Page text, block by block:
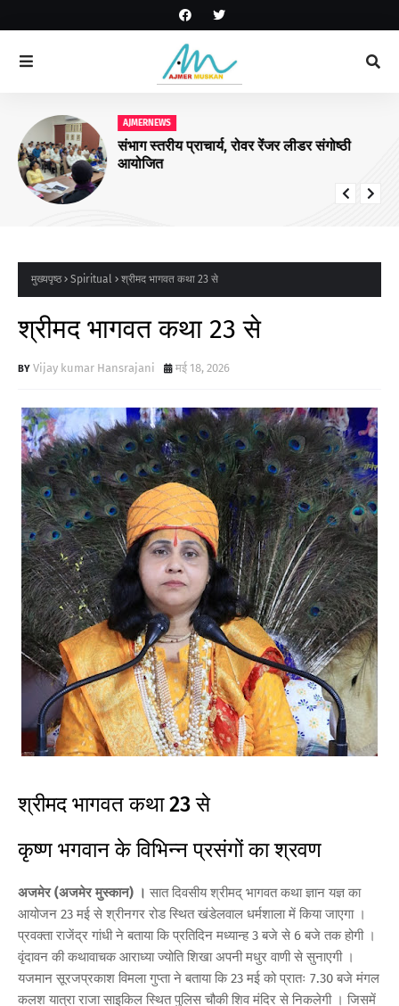
AJMERNEWS
संभाग स्तरीय प्राचार्य, रोवर रेंजर लीडर संगोष्ठी
आयोजित
मुख्यपृष्ठ Spiritual श्रीमद भागवत कथा 23 से
श्रीमद भागवत कथा 23 से
Vijay kumar Hansrajani मई 18, 2026
श्रीमद भागवत कथा 23 से
कृष्ण भगवान के विभिन्न प्रसंगों का श्रवण
अजमेर (अजमेर मुस्कान) । सात दिवसीय श्रीमद् भागवत कथा ज्ञान यज्ञ का
आयोजन 23 मई से श्रीनगर रोड स्थित खंडेलवाल धर्मशाला में किया जाएगा ।
प्रवक्ता राजेंद्र गांधी ने बताया कि प्रतिदिन मध्यान्ह 3 बजे से 6 बजे तक होगी ।
वृंदावन की कथावाचक आराध्या ज्योति शिखा अपनी मधुर वाणी से सुनाएगी ।
यजमान सूरजप्रकाश विमला गुप्ता ने बताया कि 23 मई को प्रातः 7.30 बजे मंगल
कलश यात्रा राजा साइकिल स्थित पुलिस चौकी शिव मंदिर से निकलेगी । जिसमें